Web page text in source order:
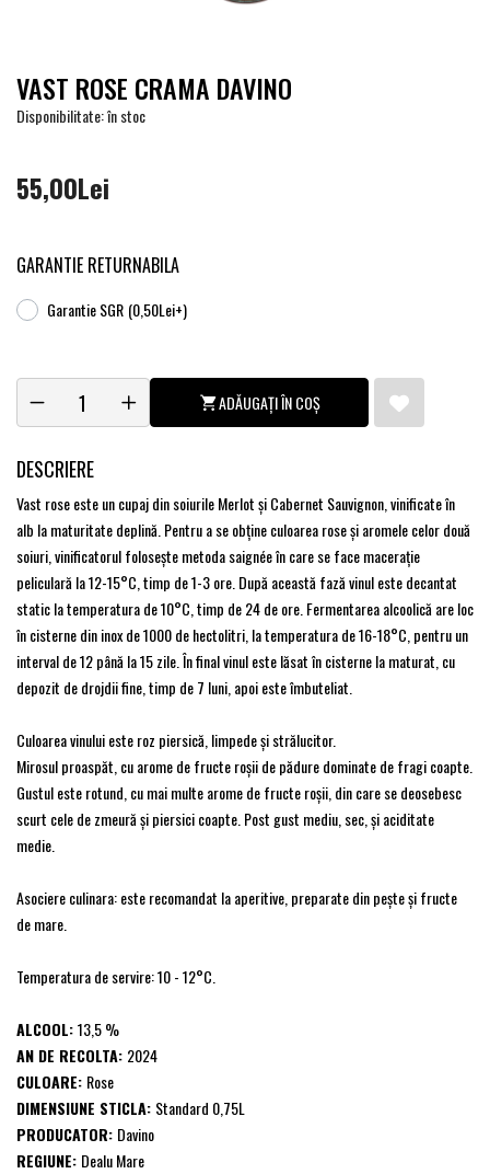
VAST ROSE CRAMA DAVINO
Disponibilitate: în stoc
55,00Lei
GARANTIE RETURNABILA
Garantie SGR (0,50Lei+)
ADĂUGAȚI ÎN COȘ
DESCRIERE
Vast rose este un cupaj din soiurile Merlot și Cabernet Sauvignon, vinificate în
alb la maturitate deplină. Pentru a se obține culoarea rose și aromele celor două
soiuri, vinificatorul folosește metoda saignée în care se face macerație
peliculară la 12-15°C, timp de 1-3 ore. După această fază vinul este decantat
static la temperatura de 10°C, timp de 24 de ore. Fermentarea alcoolică are loc
în cisterne din inox de 1000 de hectolitri, la temperatura de 16-18°C, pentru un
interval de 12 până la 15 zile. În final vinul este lăsat în cisterne la maturat, cu
depozit de drojdii fine, timp de 7 luni, apoi este îmbuteliat.
Culoarea vinului este roz piersică, limpede și strălucitor.
Mirosul proaspăt, cu arome de fructe roșii de pădure dominate de fragi coapte.
Gustul este rotund, cu mai multe arome de fructe roșii, din care se deosebesc
scurt cele de zmeură și piersici coapte. Post gust mediu, sec, și aciditate
medie.
Asociere culinara: este recomandat la aperitive, preparate din pește și fructe
de mare.
Temperatura de servire: 10 - 12°C.
ALCOOL:13,5 %
AN DE RECOLTA: 2024
CULOARE: Rose
DIMENSIUNE STICLA: Standard 0,75L
PRODUCATOR: Davino
REGIUNE: Dealu Mare